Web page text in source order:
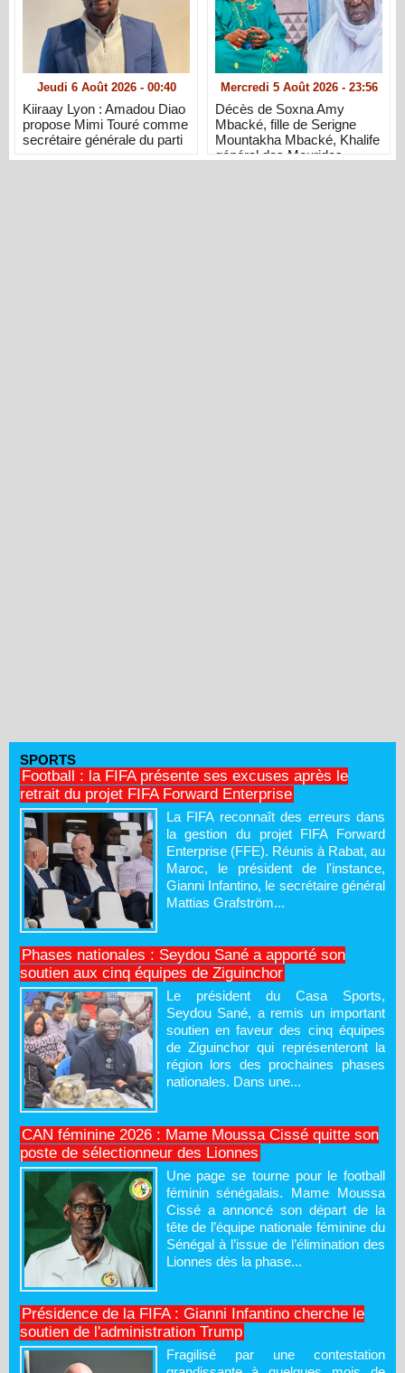
Jeudi 6 Août 2026 - 00:40
Kiiraay Lyon : Amadou Diao
propose Mimi Touré comme
secrétaire générale du parti
Mercredi 5 Août 2026 - 23:56
Décès de Soxna Amy
Mbacké, fille de Serigne
Mountakha Mbacké, Khalife
général des Mourides
SPORTS
Football : la FIFA présente ses excuses après le
retrait du projet FIFA Forward Enterprise
La FIFA reconnaît des erreurs dans
la gestion du projet FIFA Forward
Enterprise (FFE). Réunis à Rabat, au
Maroc, le président de l'instance,
Gianni Infantino, le secrétaire général
Mattias Grafström...
Phases nationales : Seydou Sané a apporté son
soutien aux cinq équipes de Ziguinchor
Le président du Casa Sports,
Seydou Sané, a remis un important
soutien en faveur des cinq équipes
de Ziguinchor qui représenteront la
région lors des prochaines phases
nationales. Dans une...
CAN féminine 2026 : Mame Moussa Cissé quitte son
poste de sélectionneur des Lionnes
Une page se tourne pour le football
féminin sénégalais. Mame Moussa
Cissé a annoncé son départ de la
tête de l’équipe nationale féminine du
Sénégal à l’issue de l’élimination des
Lionnes dès la phase...
Présidence de la FIFA : Gianni Infantino cherche le
soutien de l'administration Trump
Fragilisé par une contestation